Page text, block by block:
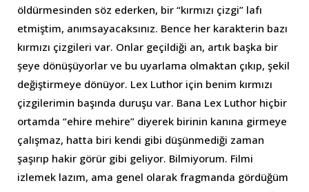
öldürmesinden söz ederken, bir “kırmızı çizgi” lafı
etmiştim, anımsayacaksınız. Bence her karakterin bazı
kırmızı çizgileri var. Onlar geçildiği an, artık başka bir
şeye dönüşüyorlar ve bu uyarlama olmaktan çıkıp, şekil
değiştirmeye dönüyor. Lex Luthor için benim kırmızı
çizgilerimin başında duruşu var. Bana Lex Luthor hiçbir
ortamda “ehire mehire” diyerek birinin kanına girmeye
çalışmaz, hatta biri kendi gibi düşünmediği zaman
şaşırıp hakir görür gibi geliyor. Bilmiyorum. Filmi
izlemek lazım, ama genel olarak fragmanda gördüğüm